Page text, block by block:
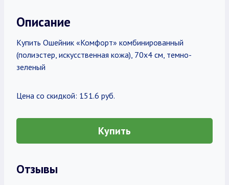
Описание
Купить Ошейник «Комфорт» комбинированный
(полиэстер, искусственная кожа), 70х4 см, темно-
зеленый
Цена со скидкой: 151.6 руб.
Купить
Отзывы